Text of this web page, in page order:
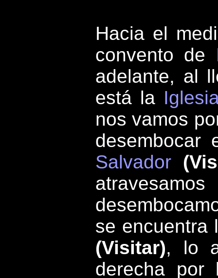
Hacia el
convento de
adelante, al
está la
nos vamos
Salvador
se
(Visitar), lo
derecha